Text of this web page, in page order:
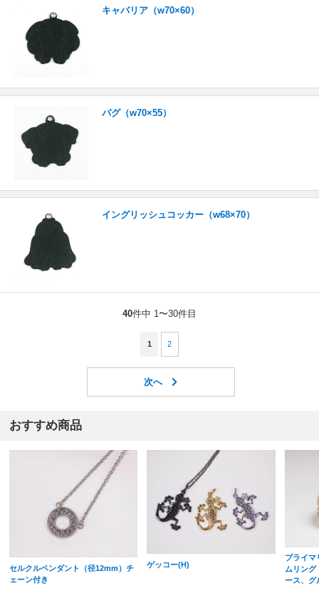
キャバリア（w70×60）
パグ（w70×55）
イングリッシュコッカー（w68×70）
40件中 1〜30件目
1 2
おすすめ商品
セルクルペンダント（径12mm）チ
ェーン付き
ゲッコー(H)
プライマ
ムリング
ース、グ